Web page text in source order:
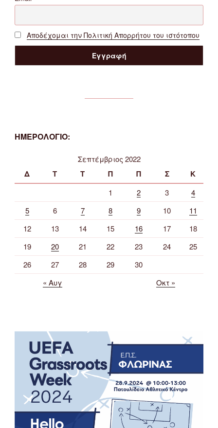
Αποδέχομαι την Πολιτική Απορρήτου του ιστότοπου
ΗΜΕΡΟΛΟΓΙΟ:
Σεπτέμβριος 2022
Δ Τ Τ Π Π Σ Κ
1 2 3
4
5
6 7 8 9 10
11
12
13 14 15 16 17
18
19
20 21 22 23 24
25
26
27 28 29
30
« Αυγ
Οκτ »